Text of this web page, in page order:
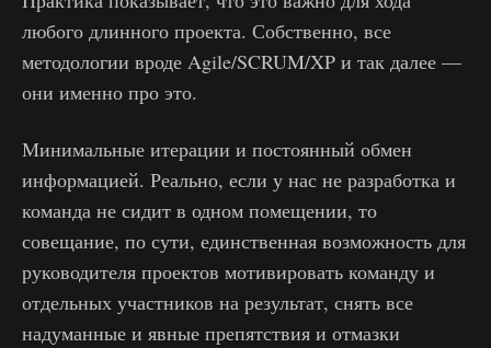
любого длинного проекта. Собственно, все
методологии вроде Agile/SCRUM/XP и так далее —
они именно про это.
Минимальные итерации и постоянный обмен
информацией. Реально, если у нас не разработка и
команда не сидит в одном помещении, то
совещание, по сути, единственная возможность для
руководителя проектов мотивировать команду и
отдельных участников на результат, снять все
надуманные и явные препятствия и отмазки